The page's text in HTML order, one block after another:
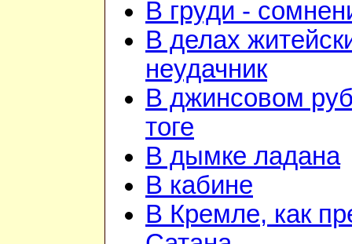
В груди -
В делах
неудачник
В джинсовом
тоге
В дымке ладана
В кабине
В Кремле, как